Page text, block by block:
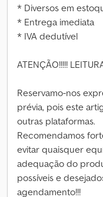
* Diversos em
* Entrega imediata
* IVA dedutível
ATENÇÃO!!!!!
Reservamo-nos
prévia, pois este
outras plataformas.
Recomendamos
evitar quaisquer
adequação do
possíveis e
agendamento!!!